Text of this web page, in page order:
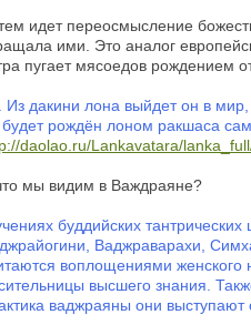
идет переосмысление
ими. Это аналог
пугает мясоедов рождением
Из дакини лона выйдет он в
рождён лоном ракшаса
daolao.ru/Lankavatara/
мы видим в Важдраяне?
буддийских
Ваджраварахи,
воплощениями
высшего знания.
ваджраяны они